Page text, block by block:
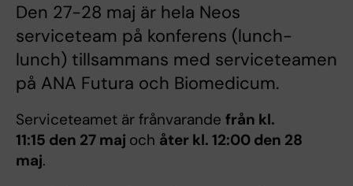
Den 27-28 maj är hela Neos
serviceteam på konferens (lunch-
lunch) tillsammans med serviceteamen
på ANA Futura och Biomedicum.
Serviceteamet är frånvarande från kl.
11:15 den 27 maj och åter kl. 12:00 den 28
maj.